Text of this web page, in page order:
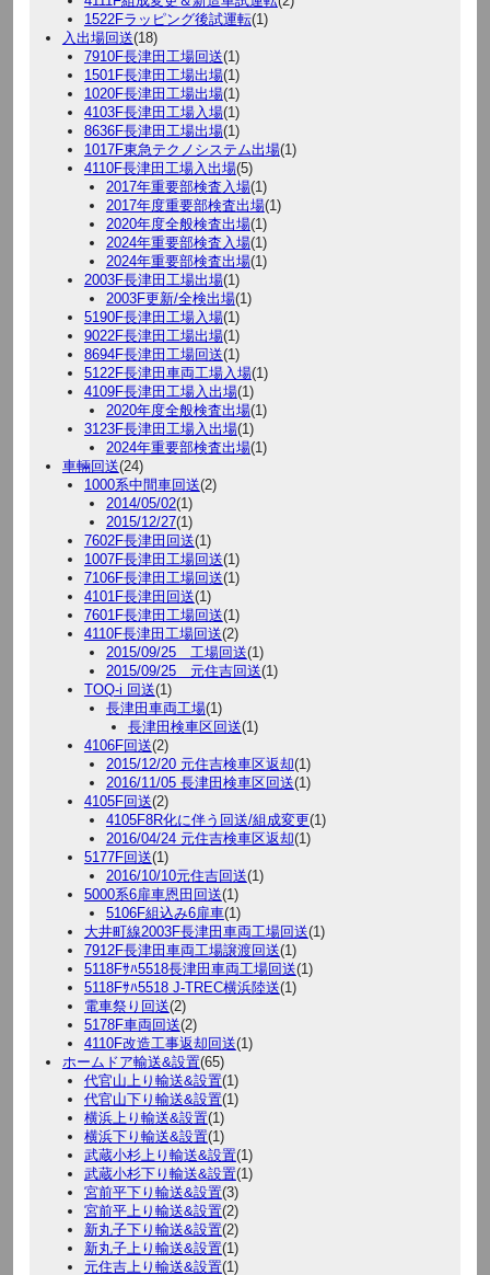
1522Fラッピング後試運転(1)
入出場回送(18)
7910F長津田工場回送(1)
1501F長津田工場出場(1)
1020F長津田工場出場(1)
4103F長津田工場入場(1)
8636F長津田工場出場(1)
1017F東急テクノシステム出場(1)
4110F長津田工場入出場(5)
2017年重要部検査入場(1)
2017年度重要部検査出場(1)
2020年度全般検査出場(1)
2024年重要部検査入場(1)
2024年重要部検査出場(1)
2003F長津田工場出場(1)
2003F更新/全検出場(1)
5190F長津田工場入場(1)
9022F長津田工場出場(1)
8694F長津田工場回送(1)
5122F長津田車両工場入場(1)
4109F長津田工場入出場(1)
2020年度全般検査出場(1)
3123F長津田工場入出場(1)
2024年重要部検査出場(1)
車輛回送(24)
1000系中間車回送(2)
2014/05/02(1)
2015/12/27(1)
7602F長津田回送(1)
1007F長津田工場回送(1)
7106F長津田工場回送(1)
4101F長津田回送(1)
7601F長津田工場回送(1)
4110F長津田工場回送(2)
2015/09/25 工場回送(1)
2015/09/25 元住吉回送(1)
TOQ-i 回送(1)
長津田車両工場(1)
長津田検車区回送(1)
4106F回送(2)
2015/12/20 元住吉検車区返却(1)
2016/11/05 長津田検車区回送(1)
4105F回送(2)
4105F8R化に伴う回送/組成変更(1)
2016/04/24 元住吉検車区返却(1)
5177F回送(1)
2016/10/10元住吉回送(1)
5000系6扉車恩田回送(1)
5106F組込み6扉車(1)
大井町線2003F長津田車両工場回送(1)
7912F長津田車両工場譲渡回送(1)
5118Fｻﾊ5518長津田車両工場回送(1)
5118Fｻﾊ5518 J-TREC横浜陸送(1)
電車祭り回送(2)
5178F車両回送(2)
4110F改造工事返却回送(1)
ホームドア輸送&設置(65)
代官山上り輸送&設置(1)
代官山下り輸送&設置(1)
横浜上り輸送&設置(1)
横浜下り輸送&設置(1)
武蔵小杉上り輸送&設置(1)
武蔵小杉下り輸送&設置(1)
宮前平下り輸送&設置(3)
宮前平上り輸送&設置(2)
新丸子下り輸送&設置(2)
新丸子上り輸送&設置(1)
元住吉上り輸送&設置(1)